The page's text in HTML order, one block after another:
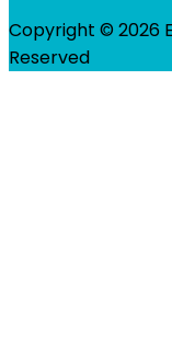
Copyright © 2026
Reserved